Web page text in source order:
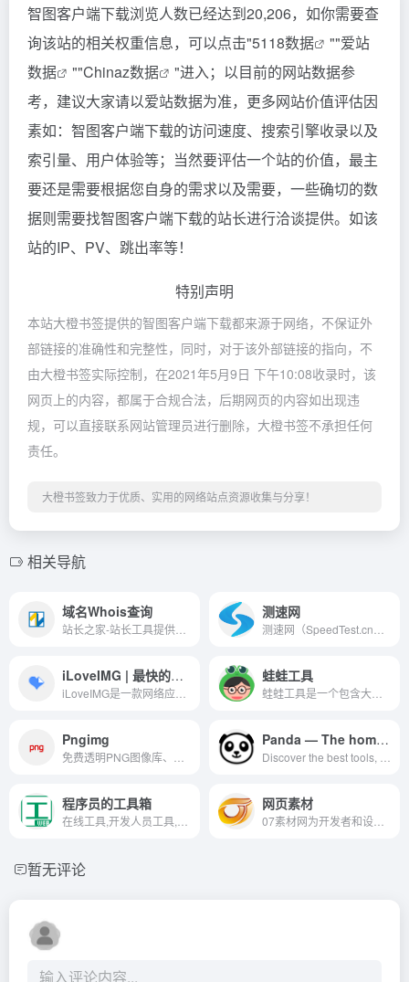
智图客户端下载浏览人数已经达到20,206，如你需要查
询该站的相关权重信息，可以点击"5118数据 ""爱站
数据
""Chinaz数据
"进入；以目前的网站数据参
考，建议大家请以爱站数据为准，更多网站价值评估因
素如：智图客户端下载的访问速度、搜索引擎收录以及
索引量、用户体验等；当然要评估一个站的价值，最主
要还是需要根据您自身的需求以及需要，一些确切的数
据则需要找智图客户端下载的站长进行洽谈提供。如该
站的IP、PV、跳出率等！
特别声明
本站大橙书签提供的智图客户端下载都来源于网络，不保证外
部链接的准确性和完整性，同时，对于该外部链接的指向，不
由大橙书签实际控制，在2021年5月9日 下午10:08收录时，该
网页上的内容，都属于合规合法，后期网页的内容如出现违
规，可以直接联系网站管理员进行删除，大橙书签不承担任何
责任。
大橙书签致力于优质、实用的网络站点资源收集与分享！
相关导航
域名Whois查询 测速网
iLoveIMG | 最快的免费网络应用程序，可轻松修改图像。 蛙蛙工具
Pngimg Panda — The homepage for your favorite websites
程序员的工具箱 网页素材
暂无评论